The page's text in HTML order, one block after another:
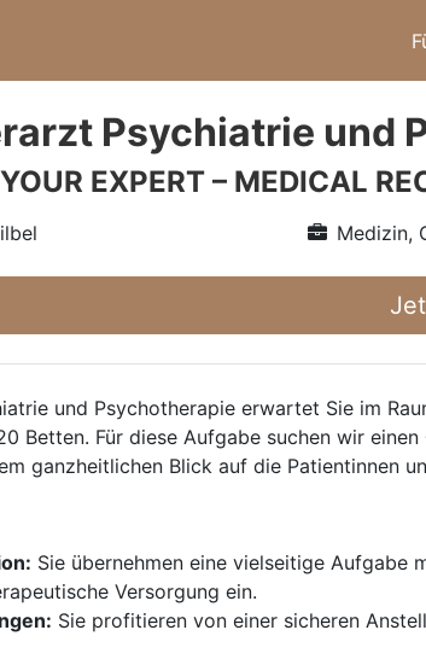
Psychiatrie und
EXPERT – MEDICAL
Medizin,
und Psychotherapie erwartet Sie im
Betten. Für diese Aufgabe suchen wir einen
ganzheitlichen Blick auf die Patientinnen
Sie übernehmen eine vielseitige
Versorgung ein.
Sie profitieren von einer sicheren